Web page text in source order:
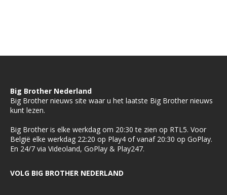
Big Brother Nederland
Big Brother nieuws site waar u het laatste Big Brother nieuws
kunt lezen.
Big Brother is elke werkdag om 20:30 te zien op RTL5. Voor
België elke werkdag 22:20 op Play4 of vanaf 20:30 op GoPlay.
En 24/7 via Videoland, GoPlay & Play247.
VOLG BIG BROTHER NEDERLAND